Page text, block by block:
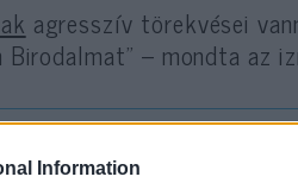
Information
agresszív törekvései
– mondta az